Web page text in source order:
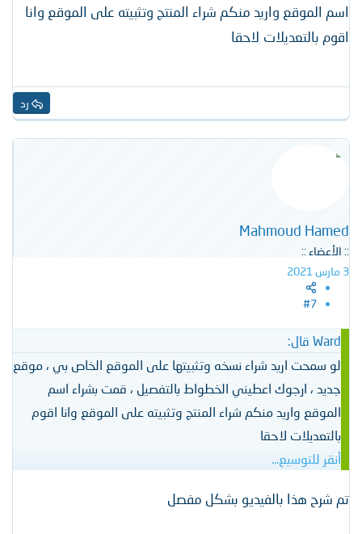
اسم الموقع واريد منكم شراء المنتج وتثبيته على الموقع وانا
اقوم بالتعديلات لاحقا
رد
Mahmoud Hamed
:: الأعضاء ::
3 مارس 2021
#7
Ward قال:
لو سمحت اريد شراء نسخه وتثبيتها على الموقع الخاص بي ، موقع
جديد ، ارجوك اعطيني الخطواط بالتفصيل ، قمت بشراء اسم
الموقع واريد منكم شراء المنتج وتثبيته على الموقع وانا اقوم
بالتعديلات لاحقا
أنقر للتوسيع...
تم شرح هذا بالفيديو بشكل مفصل